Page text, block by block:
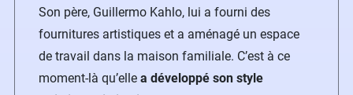
Son père, Guillermo Kahlo, lui a fourni des
fournitures artistiques et a aménagé un espace
de travail dans la maison familiale. C’est à ce
moment-là qu’elle a développé son style